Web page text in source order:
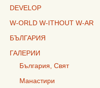
DEVELOP
W-ORLD W-ITHOUT W-AR
БЪЛГАРИЯ
ГАЛЕРИИ
България, Свят
Манастири